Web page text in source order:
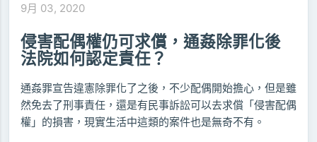
9月 03, 2020
侵害配偶權仍可求償，通姦除罪化後
法院如何認定責任？
通姦罪宣告違憲除罪化了之後，不少配偶開始擔心，但是雖
然免去了刑事責任，還是有民事訴訟可以去求償「侵害配偶
權」的損害，現實生活中這類的案件也是無奇不有。